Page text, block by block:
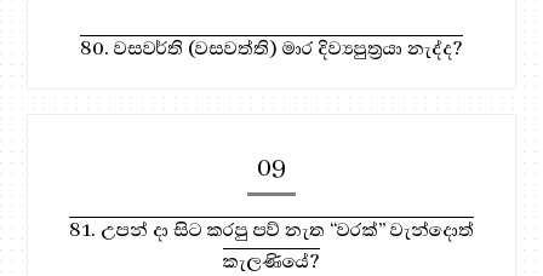
80. වසවර්ති (වසවත්ති) මාර දිව්‍යපුත්‍රයා නැද්ද?
09
81. උපන් දා සිට කරපු පව් නැත “වරක්” වැන්දොත්
කැලණියේ?